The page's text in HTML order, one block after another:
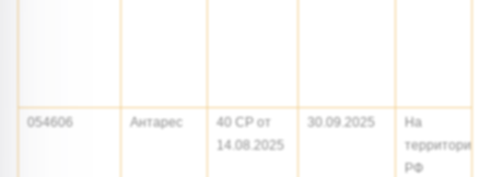
054606 Антарес
40 СР от
14.08.2025
30.09.2025
На
территории
РФ